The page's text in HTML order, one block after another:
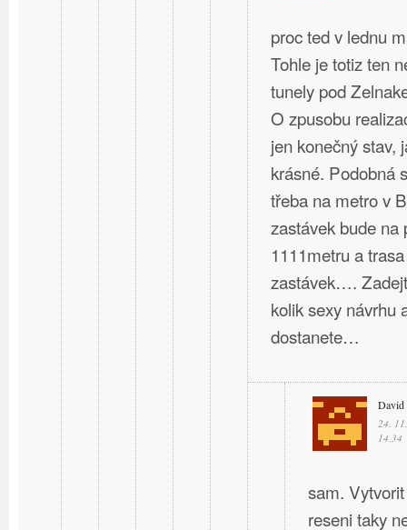
proc ted v lednu
Tohle je totiz ten
tunely pod
O zpusobu
jen konečný stav,
krásné. Podobná
třeba na metro v
zastávek bude na
1111metru a
zastávek….
kolik sexy návrhu
dostanete…
David
24.
14.34
sam.
reseni taky